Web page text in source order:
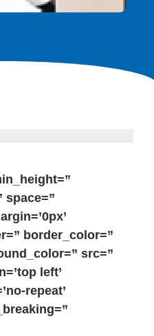
space=”
border_color=”
src=”
left’
repeat’